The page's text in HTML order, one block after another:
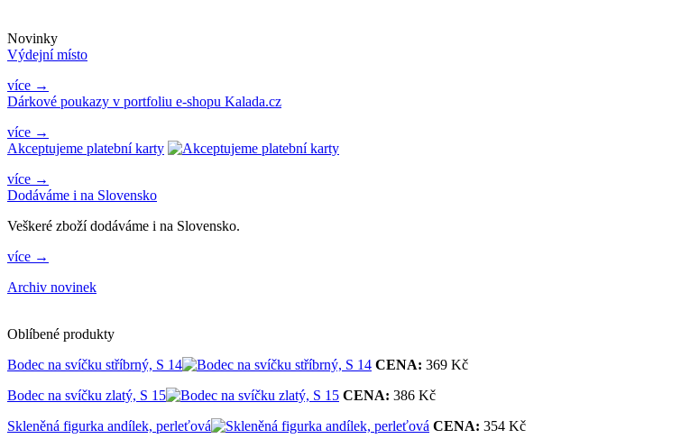
Novinky
Výdejní místo
více →
Dárkové poukazy v portfoliu e-shopu Kalada.cz
více →
Akceptujeme platební karty
více →
Dodáváme i na Slovensko
Veškeré zboží dodáváme i na Slovensko.
více →
Archiv novinek
Oblíbené produkty
Bodec na svíčku stříbrný, S 14
CENA: 369 Kč
Bodec na svíčku zlatý, S 15
CENA: 386 Kč
Skleněná figurka andílek, perleťová
CENA: 354 Kč